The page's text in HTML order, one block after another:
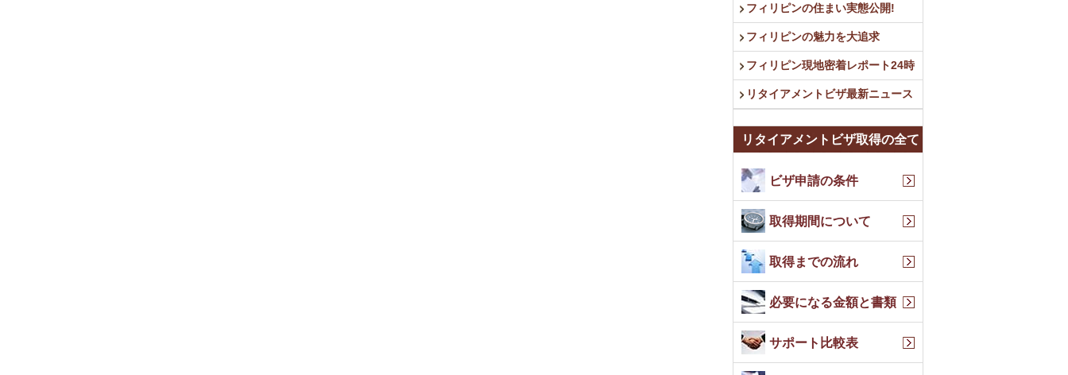
フィリピンの住まい実態公開!
フィリピンの魅力を大追求
フィリピン現地密着レポート24時
リタイアメントビザ最新ニュース
リタイアメントビザ取得の全て
ビザ申請の条件
取得期間について
取得までの流れ
必要になる金額と書類
サポート比較表